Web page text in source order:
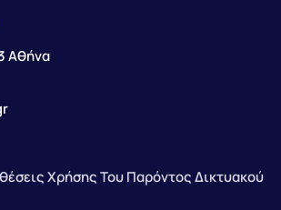
Αθήνα
Χρήσης Του Παρόντος Δικτυακού